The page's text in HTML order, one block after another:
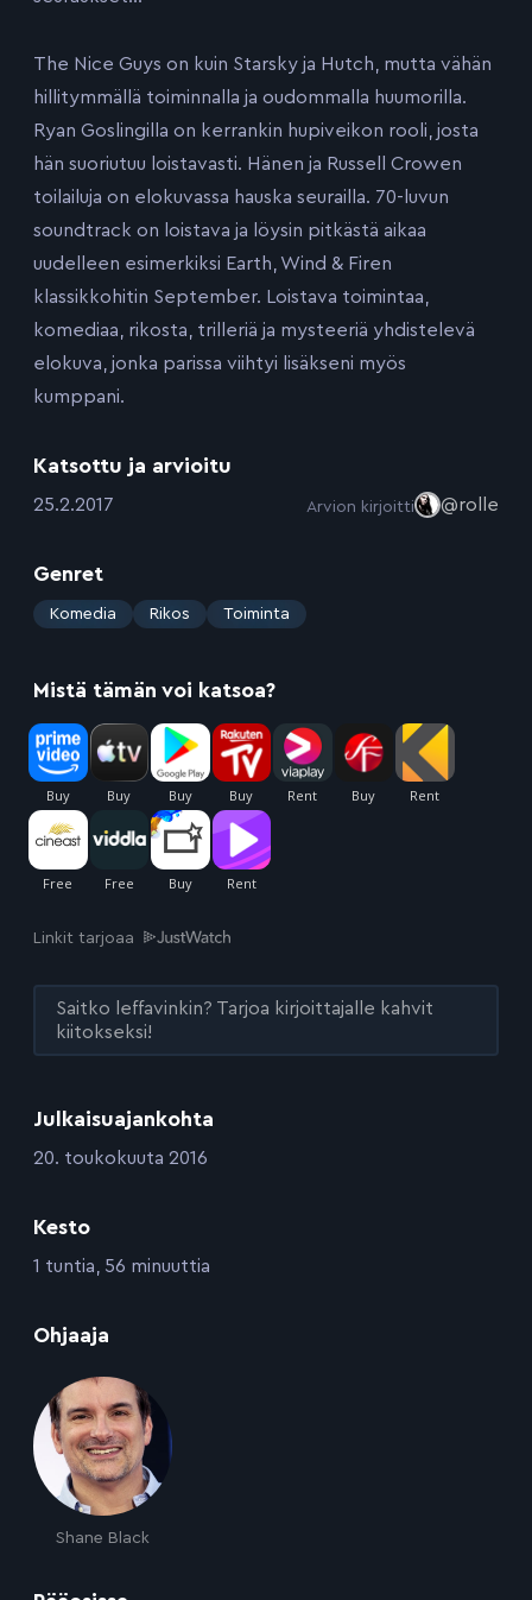
Julkaisuajankohta
:20. toukokuuta 2016
Kesto
:1 tuntia, 56 minuuttia
Ohjaaja
Shane Black
The Nice Guys on kuin Starsky ja Hutch, mutta vähän
hillitymmällä toiminnalla ja oudommalla huumorilla.
Ryan Goslingilla on kerrankin hupiveikon rooli, josta
hän suoriutuu loistavasti. Hänen ja Russell Crowen
toilailuja on elokuvassa hauska seurailla. 70-luvun
soundtrack on loistava ja löysin pitkästä aikaa
uudelleen esimerkiksi Earth, Wind & Firen
klassikkohitin September. Loistava toimintaa,
komediaa, rikosta, trilleriä ja mysteeriä yhdistelevä
elokuva, jonka parissa viihtyi lisäkseni myös
kumppani.
Katsottu ja arvioitu
:25.2.2017 Arvion kirjoitti @rolle
Genret
: Komedia Rikos Toiminta
Mistä tämän voi katsoa?
Linkit tarjoaa
Saitko leffavinkin? Tarjoa kirjoittajalle kahvit
kiitokseksi!